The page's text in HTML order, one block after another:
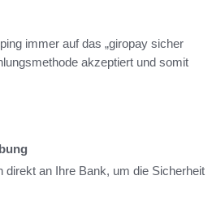
immer auf das „giropay sicher
akzeptiert und somit
direkt an Ihre Bank, um die Sicherheit